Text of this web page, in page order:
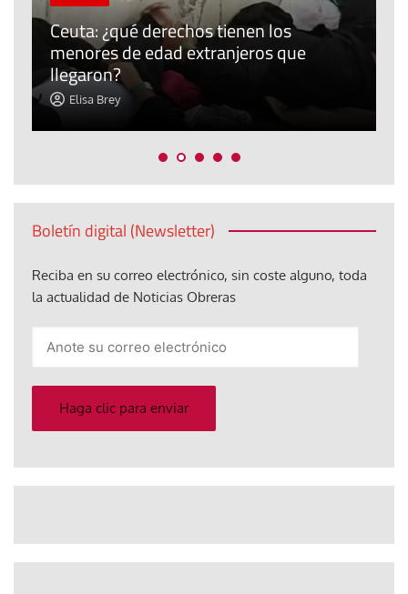
Ceuta: ¿qué derechos tienen los
menores de edad extranjeros que
llegaron?
Elisa Brey
Boletín digital (Newsletter)
Reciba en su correo electrónico, sin coste alguno, toda
la actualidad de Noticias Obreras
electrónico
Haga clic para enviar